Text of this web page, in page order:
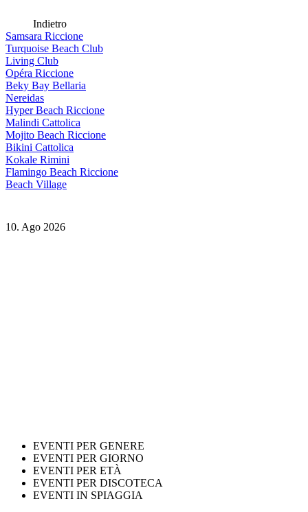
Indietro
Samsara Riccione
Turquoise Beach Club
Living Club
Opéra Riccione
Beky Bay Bellaria
Nereidas
Hyper Beach Riccione
Malindi Cattolica
Mojito Beach Riccione
Bikini Cattolica
Kokale Rimini
Flamingo Beach Riccione
Beach Village
10. Ago 2026
EVENTI PER GENERE
EVENTI PER GIORNO
EVENTI PER ETÀ
EVENTI PER DISCOTECA
EVENTI IN SPIAGGIA